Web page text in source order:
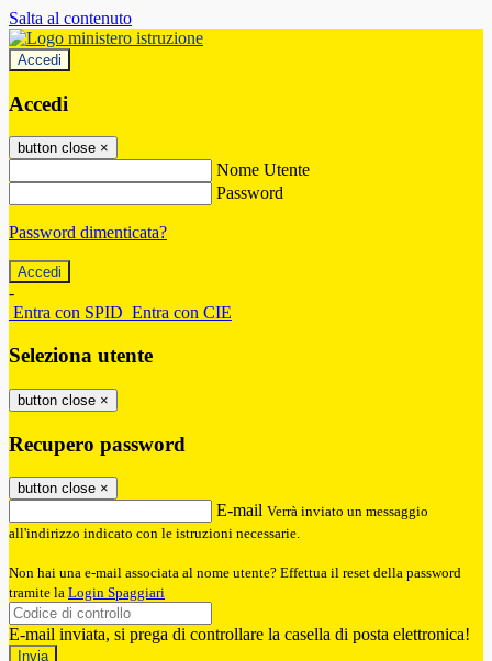
Salta al contenuto
Accedi
Accedi
button close ×
Nome Utente
Password
Password dimenticata?
-
Entra con SPID Entra con CIE
Seleziona utente
button close ×
Recupero password
button close ×
E-mail Verrà inviato un messaggio
all'indirizzo indicato con le istruzioni necessarie.
Non hai una e-mail associata al nome utente? Effettua il reset della password
tramite la Login Spaggiari
E-mail inviata, si prega di controllare la casella di posta elettronica!